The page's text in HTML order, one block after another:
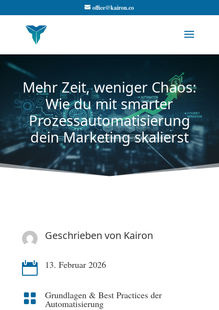
office@kairon.co
Mehr Zeit, weniger Chaos:
Wie du mit smarter
Prozessautomatisierung
dein Marketing skalierst
Geschrieben von Kairon
 13. Februar 2026
 Grundlagen & Best Practices der
Automatisierung